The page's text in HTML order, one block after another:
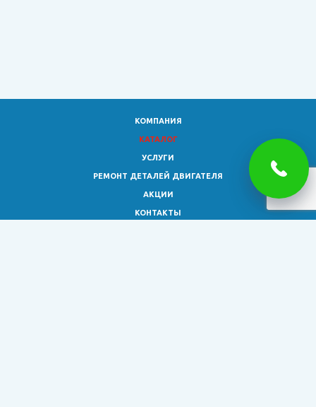
КОМПАНИЯ
КАТАЛОГ
УСЛУГИ
РЕМОНТ ДЕТАЛЕЙ ДВИГАТЕЛЯ
АКЦИИ
КОНТАКТЫ